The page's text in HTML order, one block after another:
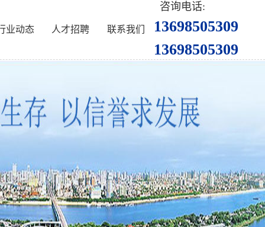
业动态 人才招聘 联系我们
咨询电话:
13698505309
13698505309